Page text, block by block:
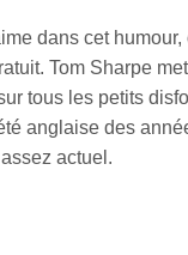
dans cet humour,
Tom Sharpe
tous les petits
anglaise des
actuel.